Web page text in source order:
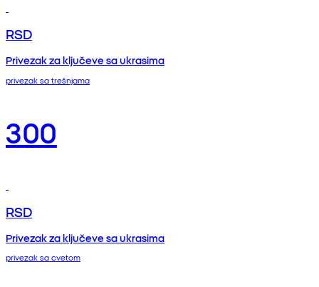
RSD
Privezak za ključeve sa ukrasima
privezak sa trešnjama
300
RSD
Privezak za ključeve sa ukrasima
privezak sa cvetom